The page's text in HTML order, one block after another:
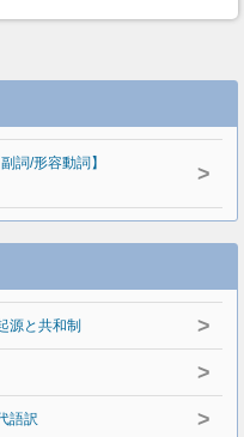
詞/形容動詞】 >
と共和制 >
>
語訳 >